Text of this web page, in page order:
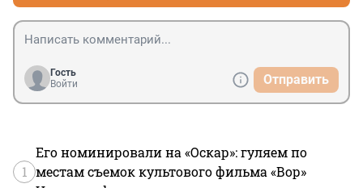
Гость
Войти
Отправить
1
Его номинировали на «Оскар»: гуляем по
местам съемок культового фильма «Вор»